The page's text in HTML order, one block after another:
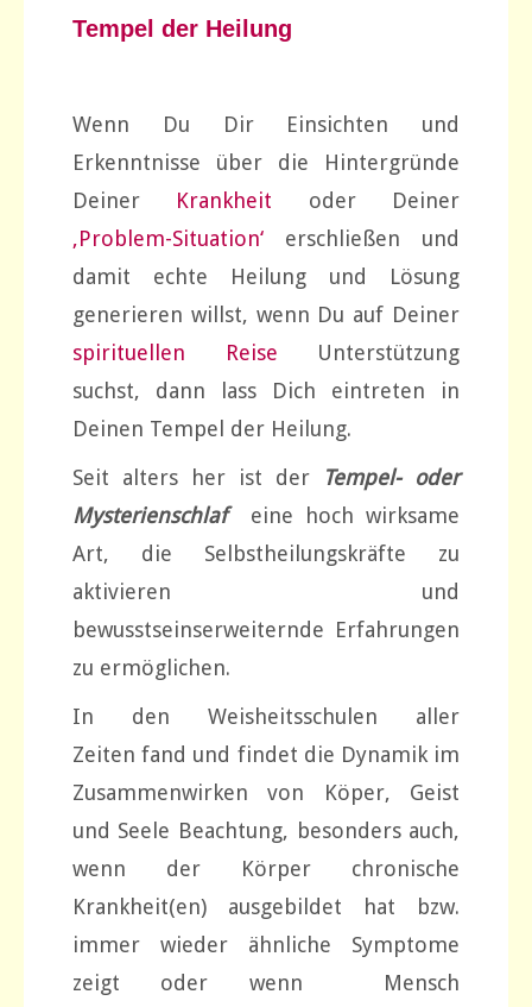
Tempel der Heilung
Wenn Du Dir Einsichten und
Erkenntnisse über die Hintergründe
Deiner Krankheit oder Deiner
‚Problem-Situation‘erschließen und
damit echte Heilung und Lösung
generieren willst, wenn Du auf Deiner
spirituellen Reise Unterstützung
suchst, dann lass Dich eintreten in
Deinen Tempel der Heilung.
Seit alters her ist der
Tempel- oder
Mysterienschlaf
eine hoch wirksame
Art, die Selbstheilungskräfte zu
aktivieren und
bewusstseinserweiternde Erfahrungen
zu ermöglichen.
In den Weisheitsschulen aller
Zeiten fand und findet die Dynamik im
Zusammenwirken von Köper, Geist
und Seele Beachtung, besonders auch,
wenn der Körper chronische
Krankheit(en) ausgebildet hat bzw.
immer wieder ähnliche Symptome
zeigt oder wenn Mensch